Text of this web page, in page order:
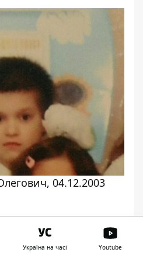
04.12.2003
Мария Голикова
Україна на часі Youtube